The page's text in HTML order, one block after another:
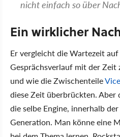
nicht einfach so über
Ein wirklicher
Er vergleicht die Wartezeit
Gesprächsverlauf mit der Zeit
und wie die Zwischenteile
diese Zeit überbrückten. Aber
die selbe Engine, innerhalb
Generation. Man könne eine